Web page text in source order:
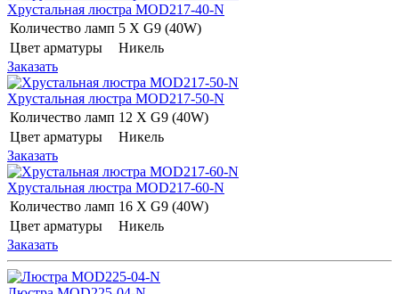
Хрустальная люстра MOD217-40-N
Количество ламп 5 Х G9 (40W)
Цвет арматуры
Никель
Заказать
Хрустальная люстра MOD217-50-N
Количество ламп 12 Х G9 (40W)
Цвет арматуры
Никель
Заказать
Хрустальная люстра MOD217-60-N
Количество ламп 16 Х G9 (40W)
Цвет арматуры
Никель
Заказать